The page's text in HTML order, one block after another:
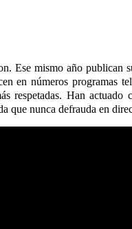
mismo año publican
números programas
respetadas. Han
nunca defrauda en